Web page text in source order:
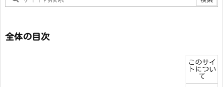
全体の目次
このサイ
トについ
て